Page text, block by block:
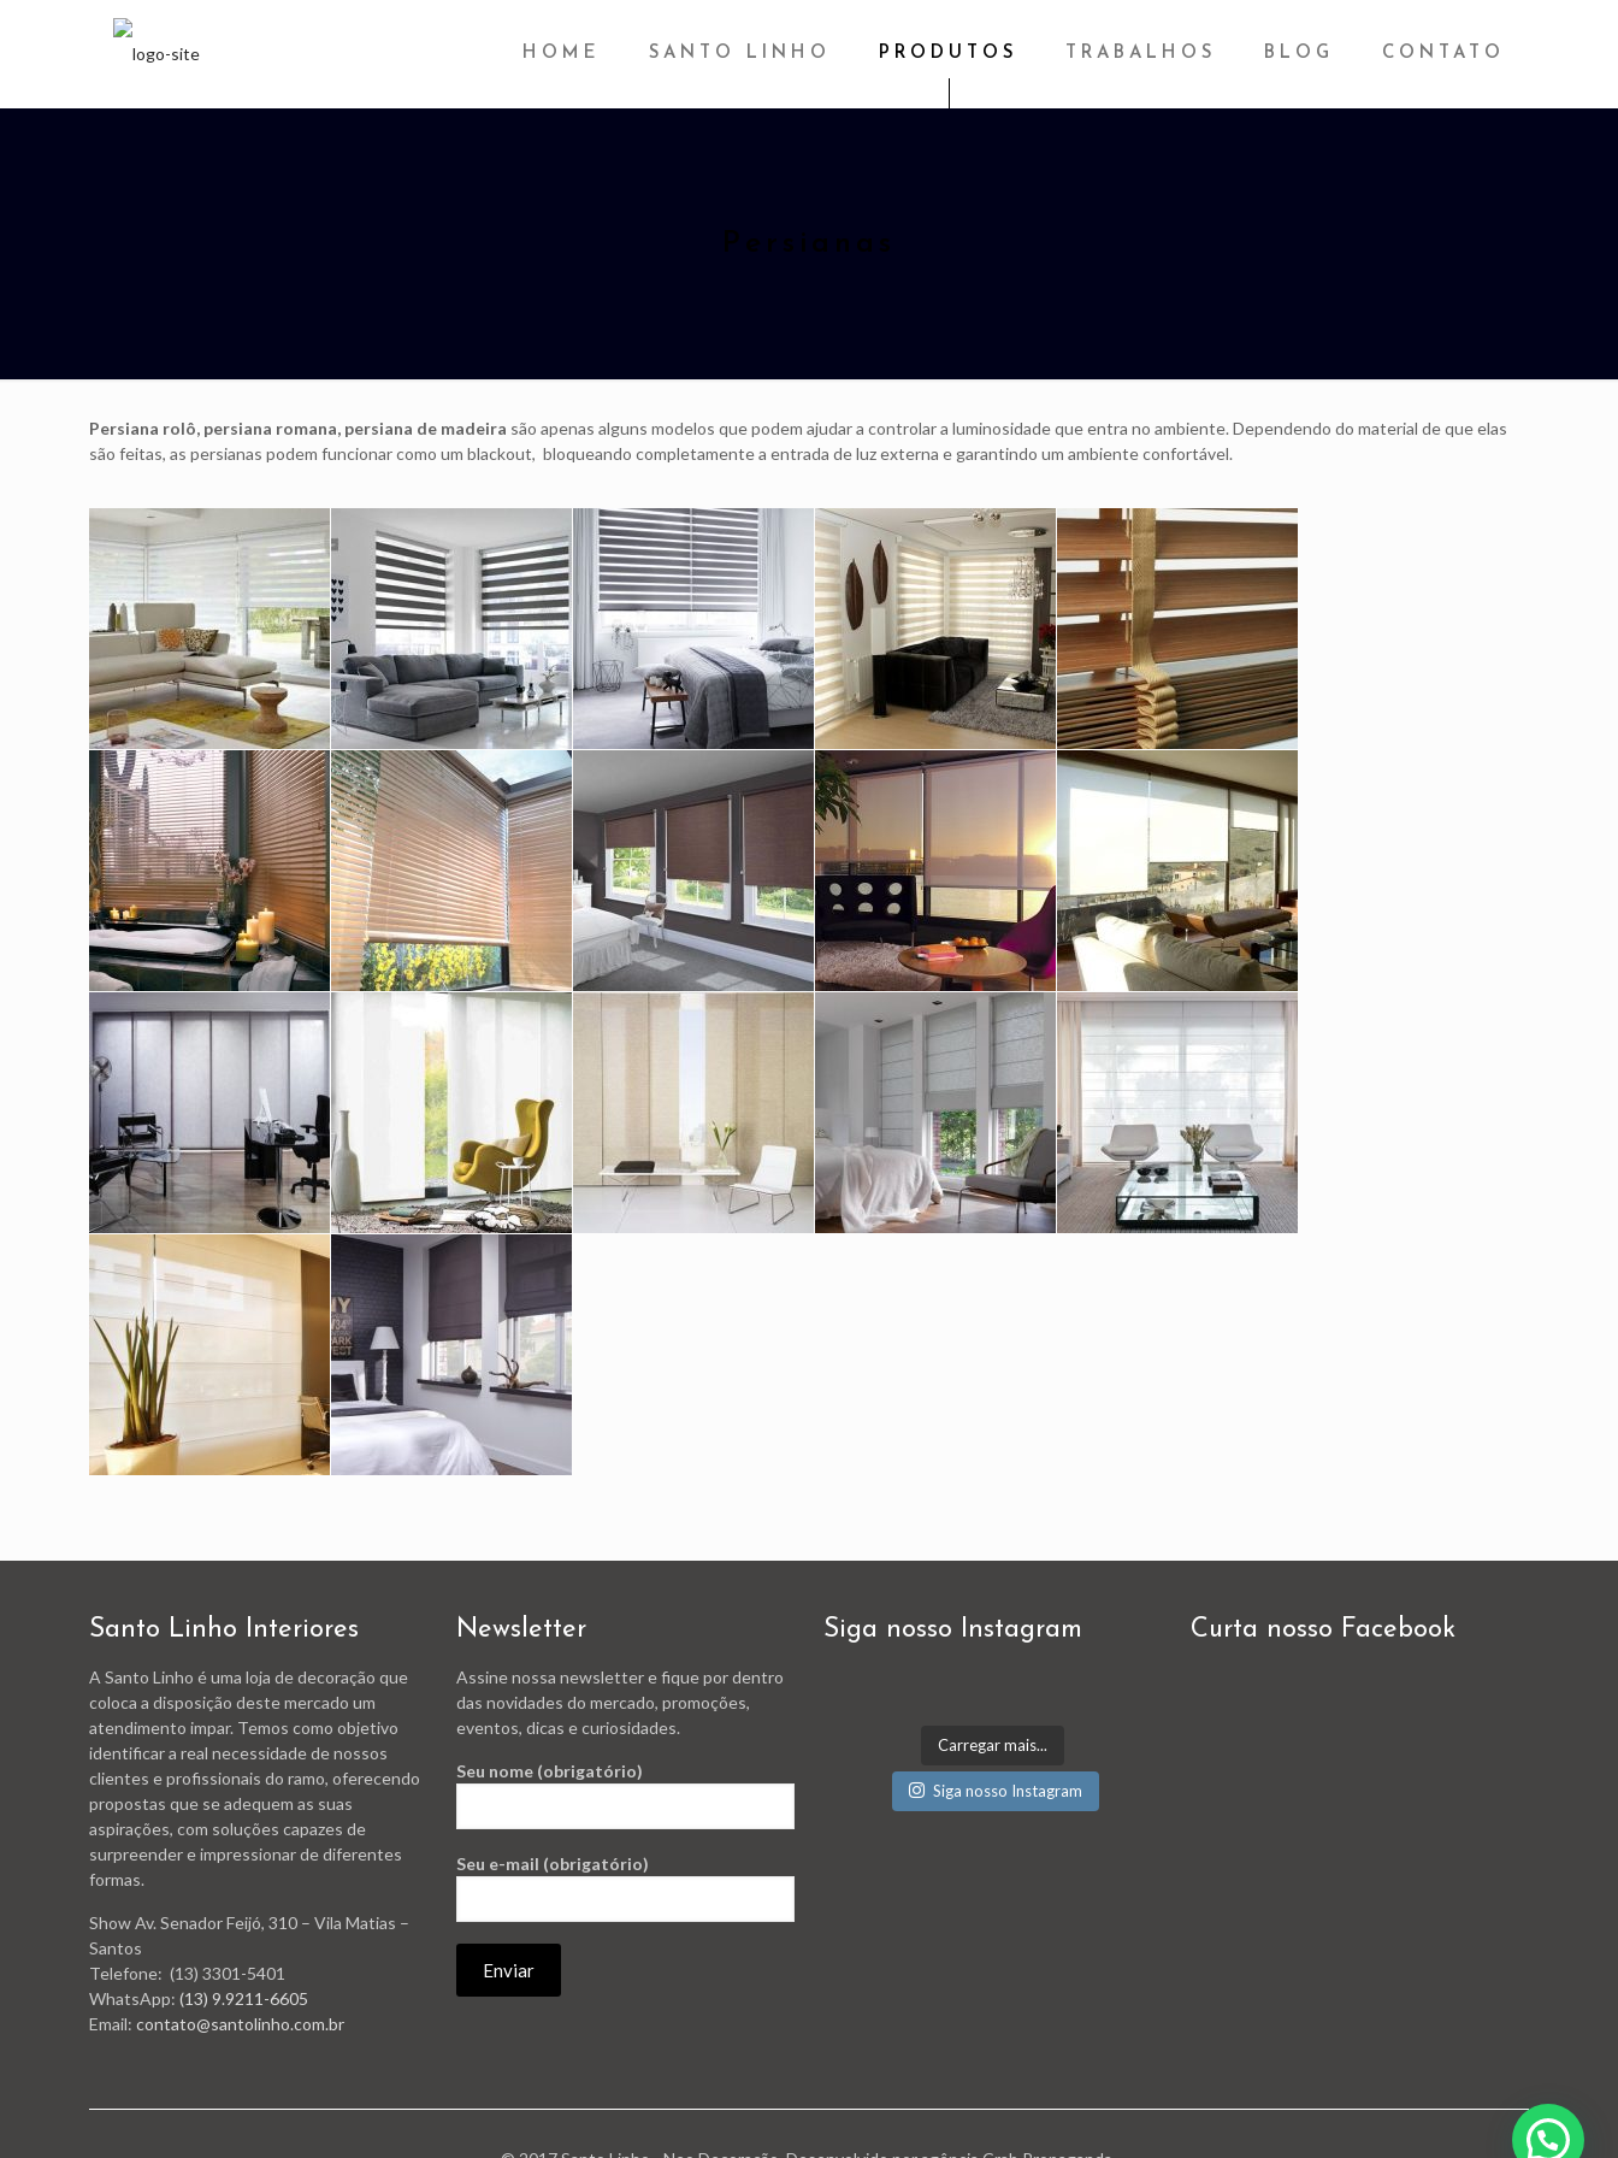
HOME SANTO LINHO PRODUTOS TRABALHOS BLOG CONTATO
Persianas
Persiana rolô, persiana romana, persiana de madeira são apenas alguns modelos que podem ajudar a controlar a luminosidade que entra no ambiente. Dependendo do material de que elas
são feitas, as persianas podem funcionar como um blackout, bloqueando completamente a entrada de luz externa e garantindo um ambiente confortável.
Santo Linho Interiores
A Santo Linho é uma loja de decoração que
coloca a disposição deste mercado um
atendimento impar. Temos como objetivo
identificar a real necessidade de nossos
clientes e profissionais do ramo, oferecendo
propostas que se adequem as suas
aspirações, com soluções capazes de
surpreender e impressionar de diferentes
formas.
Show Av. Senador Feijó, 310 – Vila Matias –
Santos
Telefone: (13) 3301-5401
WhatsApp:(13) 9.9211-6605
Email: contato@santolinho.com.br
Newsletter
Assine nossa newsletter e fique por dentro
das novidades do mercado, promoções,
eventos, dicas e curiosidades.
Seu nome (obrigatório)
Seu e-mail (obrigatório)
Siga nosso Instagram
Carregar mais...
Siga nosso Instagram
Curta nosso Facebook